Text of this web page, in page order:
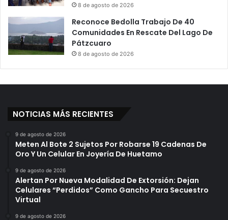
8 de agosto de 2026
Reconoce Bedolla Trabajo De 40
Comunidades En Rescate Del Lago De
Pátzcuaro
8 de agosto de 2026
NOTICIAS MÁS RECIENTES
9 de agosto de 2026
Meten Al Bote 2 Sujetos Por Robarse 19 Cadenas De
Oro Y Un Celular En Joyería De Huetamo
9 de agosto de 2026
Alertan Por Nueva Modalidad De Extorsión: Dejan
Celulares “Perdidos” Como Gancho Para Secuestro
Virtual
9 de agosto de 2026